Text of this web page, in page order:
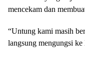
mencekam dan
“Untung kami masih
langsung mengungsi